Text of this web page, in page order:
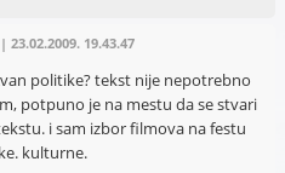
| 23.02.2009. 19.43.47
politike? tekst nije nepotrebno
potpuno je na mestu da se stvari
i sam izbor filmova na festu
kulturne.